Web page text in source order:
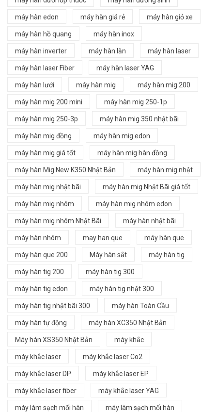
máy hàn edon máy hàn giá rẻ máy hàn giỏ xe
máy hàn hồ quang máy hàn inox
máy hàn inverter máy hàn lăn máy hàn laser
máy hàn laser Fiber máy hàn laser YAG
máy hàn lưới máy hàn mig máy hàn mig 200
máy hàn mig 200 mini máy hàn mig 250-1p
máy hàn mig 250-3p máy hàn mig 350 nhật bãi
máy hàn mig đồng máy hàn mig edon
máy hàn mig giá tốt máy hàn mig hàn đồng
máy hàn Mig New K350 Nhật Bản máy hàn mig nhật
máy hàn mig nhật bãi máy hàn mig Nhật Bãi giá tốt
máy hàn mig nhôm máy hàn mig nhôm edon
máy hàn mig nhôm Nhật Bãi máy hàn nhật bãi
máy hàn nhôm may han que máy hàn que
máy hàn que 200 Máy hàn sắt máy hàn tig
máy hàn tig 200 máy hàn tig 300
máy hàn tig edon máy hàn tig nhật 300
máy hàn tig nhật bãi 300 máy hàn Toàn Cầu
máy hàn tự động máy hàn XC350 Nhật Bản
Máy hàn XS350 Nhật Bản máy khắc
máy khắc laser máy khắc laser Co2
máy khắc laser DP máy khắc laser EP
máy khắc laser fiber máy khắc laser YAG
máy lám sạch mối hàn máy làm sạch mối hàn